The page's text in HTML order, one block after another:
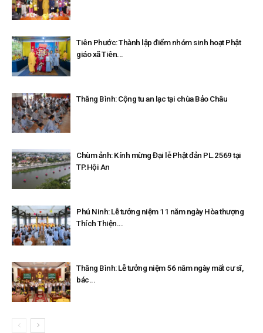
Tiên Phước: Thành lập điểm nhóm sinh hoạt Phật
giáo xã Tiên...
Thăng Bình: Cộng tu an lạc tại chùa Bảo Châu
Chùm ảnh: Kính mừng Đại lễ Phật đản PL.2569 tại
TP.Hội An
Phú Ninh: Lễ tưởng niệm 11 năm ngày Hòa thượng
Thích Thiện...
Thăng Bình: Lễ tưởng niệm 56 năm ngày mất cư sĩ,
bác...